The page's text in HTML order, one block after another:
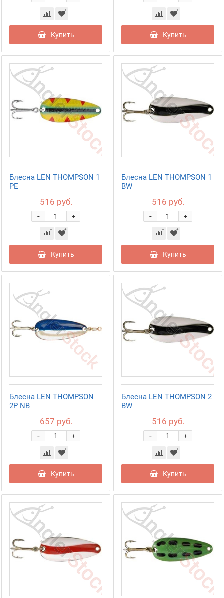
Купить Купить
Блесна LEN THOMPSON 1
PE
516 руб.
+
-
Купить
Блесна LEN THOMPSON 1
BW
516 руб.
+
-
Купить
Блесна LEN THOMPSON
2P NB
657 руб.
+
-
Купить
Блесна LEN THOMPSON 2
BW
516 руб.
+
-
Купить